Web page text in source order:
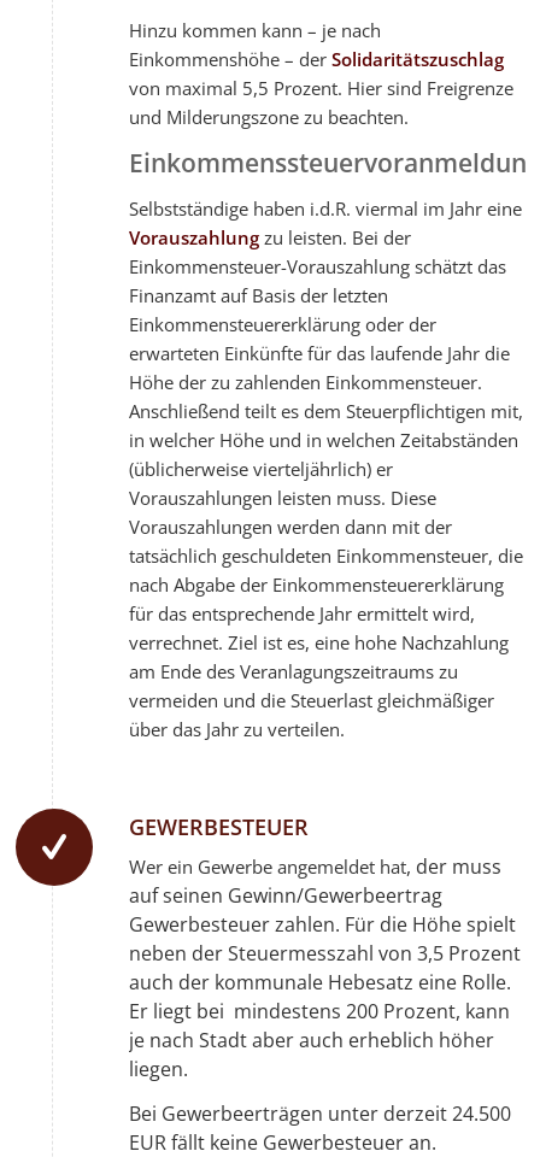
Hinzu kommen kann – je nach
Einkommenshöhe – derSolidaritätszuschlag
von maximal 5,5 Prozent. Hier sind Freigrenze
und Milderungszone zu beachten.
Selbstständige haben i.d.R. viermal im Jahr eine
Vorauszahlungzu leisten. Bei der
Einkommensteuer-Vorauszahlung schätzt das
Finanzamt auf Basis der letzten
Einkommensteuererklärung oder der
erwarteten Einkünfte für das laufende Jahr die
Höhe der zu zahlenden Einkommensteuer.
Anschließend teilt es dem Steuerpflichtigen mit,
in welcher Höhe und in welchen Zeitabständen
(üblicherweise vierteljährlich) er
Vorauszahlungen leisten muss. Diese
Vorauszahlungen werden dann mit der
tatsächlich geschuldeten Einkommensteuer, die
nach Abgabe der Einkommensteuererklärung
für das entsprechende Jahr ermittelt wird,
verrechnet. Ziel ist es, eine hohe Nachzahlung
am Ende des Veranlagungszeitraums zu
vermeiden und die Steuerlast gleichmäßiger
über das Jahr zu verteilen.
GEWERBESTEUER
Wer ein Gewerbe angemeldet hat, der muss
auf seinen Gewinn/Gewerbeertrag
Gewerbesteuer zahlen. Für die Höhe spielt
neben der Steuermesszahl von 3,5 Prozent
auch der kommunale Hebesatz eine Rolle.
Er liegt bei mindestens 200 Prozent, kann
je nach Stadt aber auch erheblich höher
liegen.
Bei Gewerbeerträgen unter derzeit 24.500
EUR fällt keine Gewerbesteuer an.